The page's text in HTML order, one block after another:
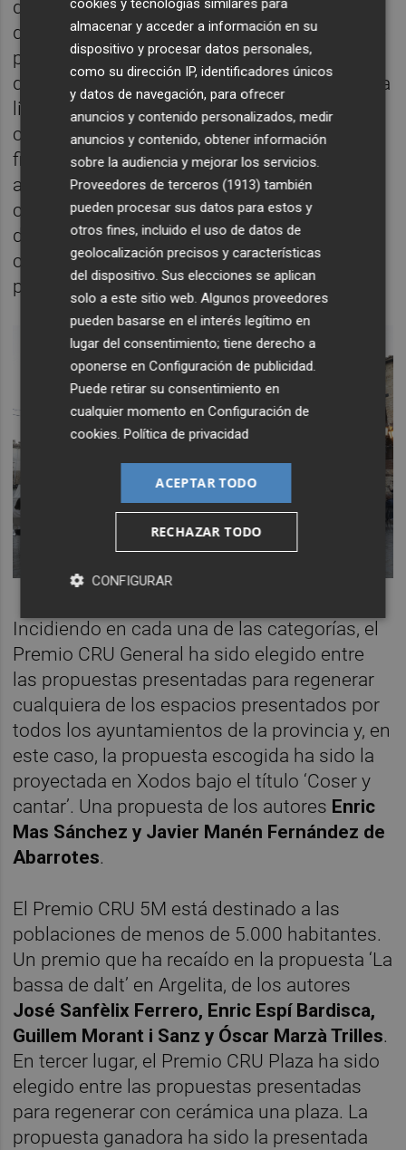
dotados todos ellos con 337.500 euros
destinados a los honorarios de redacción de
proyecto y estudios de seguridad y salud, y
de dirección y coordinación de obra; y para la
licitación de las obras que se ejecutarán. La
calidad arquitectónica, la adecuación a los
fines, las condiciones de utilidad,
accesibilidad y sostenibilidad, y teniendo la
cerámica como material principal para el
desarrollo de los proyectos han prevalecido
como criterios para seleccionar las
propuestas ganadoras.
Incidiendo en cada una de las categorías, el
Premio CRU General ha sido elegido entre
las propuestas presentadas para regenerar
cualquiera de los espacios presentados por
todos los ayuntamientos de la provincia y, en
este caso, la propuesta escogida ha sido la
proyectada en Xodos bajo el título ‘Coser y
cantar’. Una propuesta de los autores Enric
Mas Sánchez y Javier Manén Fernández de
Abarrotes.
El Premio CRU 5M está destinado a las
poblaciones de menos de 5.000 habitantes.
Un premio que ha recaído en la propuesta ‘La
bassa de dalt’ en Argelita, de los autores
José Sanfèlix Ferrero, Enric Espí Bardisca,
Guillem Morant i Sanz y Óscar Marzà Trilles.
En tercer lugar, el Premio CRU Plaza ha sido
elegido entre las propuestas presentadas
para regenerar con cerámica una plaza. La
propuesta ganadora ha sido la presentada
almacenar y acceder a información en su
dispositivo y procesar datos personales,
como su dirección IP, identificadores únicos
y datos de navegación, para ofrecer
anuncios y contenido personalizados, medir
anuncios y contenido, obtener información
sobre la audiencia y mejorar los servicios.
Proveedores de terceros (1913) también
pueden procesar sus datos para estos y
otros fines, incluido el uso de datos de
geolocalización precisos y características
del dispositivo. Sus elecciones se aplican
solo a este sitio web. Algunos proveedores
pueden basarse en el interés legítimo en
lugar del consentimiento; tiene derecho a
oponerse enConfiguración de publicidad
Puede retirar su consentimiento en
cualquier momento enConfiguración de
cookies .Política de privacidad
ACEPTAR TODO
RECHAZAR TODO
CONFIGURAR